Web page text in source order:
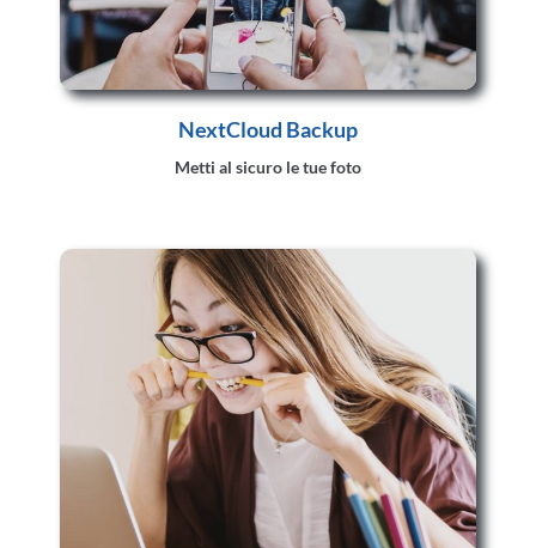
NextCloud Backup
Metti al sicuro le tue foto